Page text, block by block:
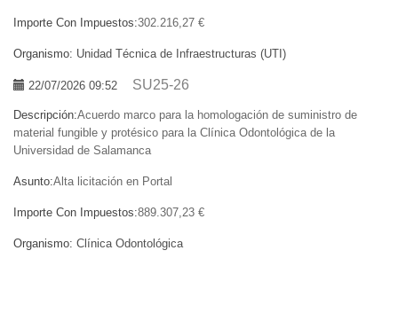
Importe Con Impuestos:302.216,27 €
Organismo: Unidad Técnica de Infraestructuras (UTI)
22/07/2026 09:52 SU25-26
Descripción:Acuerdo marco para la homologación de suministro de
material fungible y protésico para la Clínica Odontológica de la
Universidad de Salamanca
Asunto:Alta licitación en Portal
Importe Con Impuestos:889.307,23 €
Organismo: Clínica Odontológica